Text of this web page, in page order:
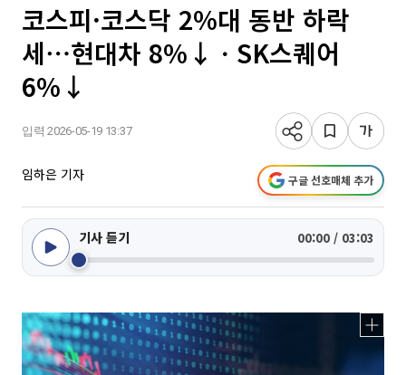
코스피·코스닥 2%대 동반 하락
세⋯현대차 8%↓ㆍSK스퀘어
6%↓
입력 2026-05-19 13:37
임하은 기자 구글 선호매체 추가
기사 듣기 00:00 / 03:03